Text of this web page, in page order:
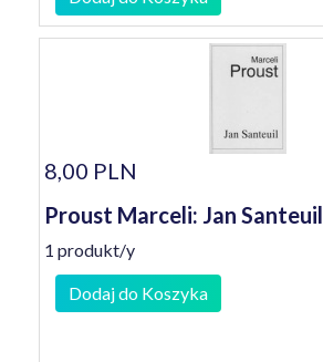
8,00 PLN
Proust Marceli: Jan Santeuil
1 produkt/y
Dodaj do Koszyka